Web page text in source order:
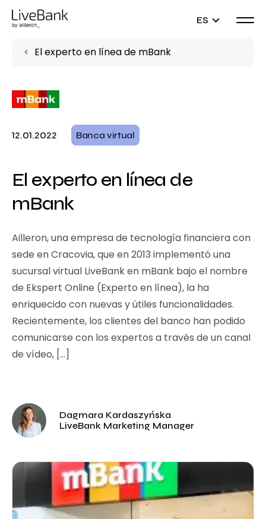
ES
El experto en línea de mBank
12.01.2022 Banca virtual
El experto en línea de
mBank
Ailleron, una empresa de tecnología financiera con
sede en Cracovia, que en 2013 implementó una
sucursal virtual LiveBank en mBank bajo el nombre
de Ekspert Online (Experto en línea), la ha
enriquecido con nuevas y útiles funcionalidades.
Recientemente, los clientes del banco han podido
comunicarse con los expertos a través de un canal
de vídeo, […]
Dagmara Kardaszyńska
LiveBank Marketing Manager